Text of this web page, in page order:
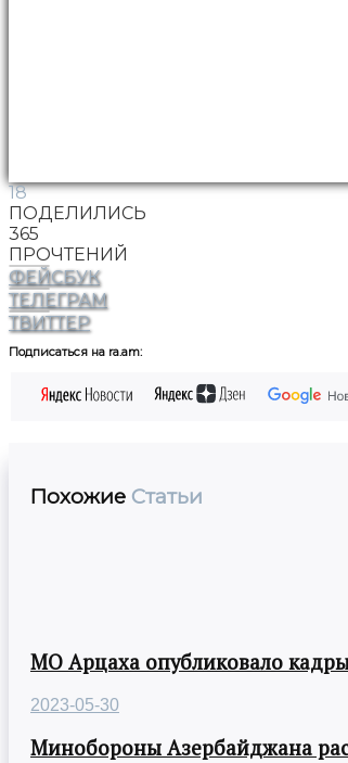
18
ПОДЕЛИЛИСЬ
365
ПРОЧТЕНИЙ
ФЕЙСБУК
ТЕЛЕГРАМ
ТВИТТЕР
Подписаться на ra.am:
Похожие Статьи
МО Арцаха опубликовало
2023-05-30
Минобороны Азербайджана